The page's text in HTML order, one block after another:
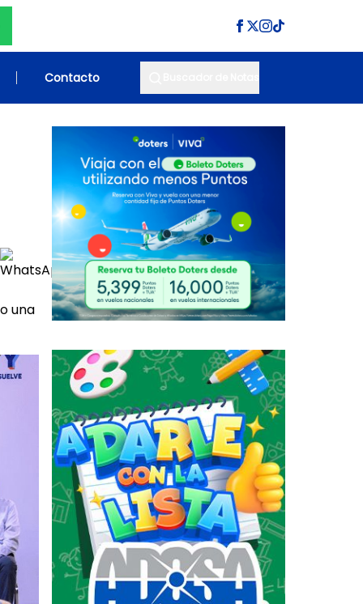
Contacto
una